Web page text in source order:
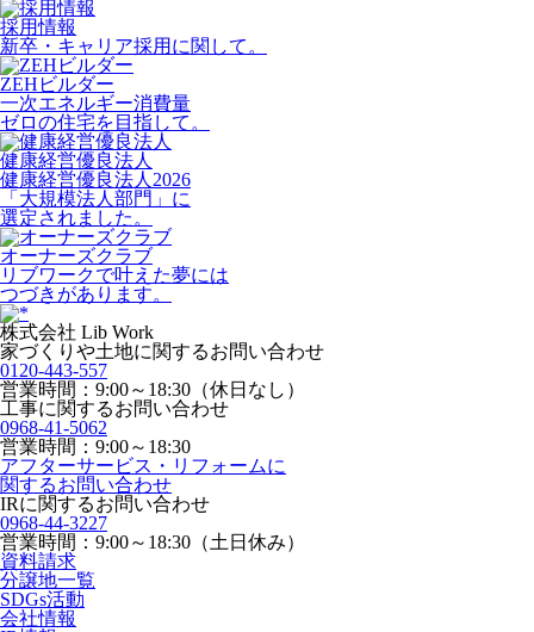
採用情報
新卒・キャリア採用に関して。
ZEHビルダー
一次エネルギー消費量
ゼロの住宅を目指して。
健康経営優良法人
健康経営優良法人2026
「大規模法人部門」に
選定されました。
オーナーズクラブ
リブワークで叶えた夢には
つづきがあります。
株式会社 Lib Work
家づくりや土地に関するお問い合わせ
0120-443-557
営業時間：9:00～18:30（休日なし）
工事に関するお問い合わせ
0968-41-5062
営業時間：9:00～18:30
アフターサービス・リフォームに
関するお問い合わせ
IRに関するお問い合わせ
0968-44-3227
営業時間：9:00～18:30（土日休み）
資料請求
分譲地一覧
SDGs活動
会社情報